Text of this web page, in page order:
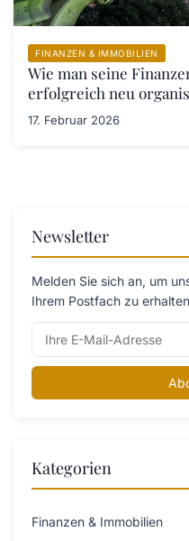
FINANZEN & IMMOBILIEN
Wie man seine
erfolgreich neu
17. Februar 2026
Newsletter
Melden Sie sich an, um
Ihrem Postfach zu
Kategorien
Finanzen & Immobilien